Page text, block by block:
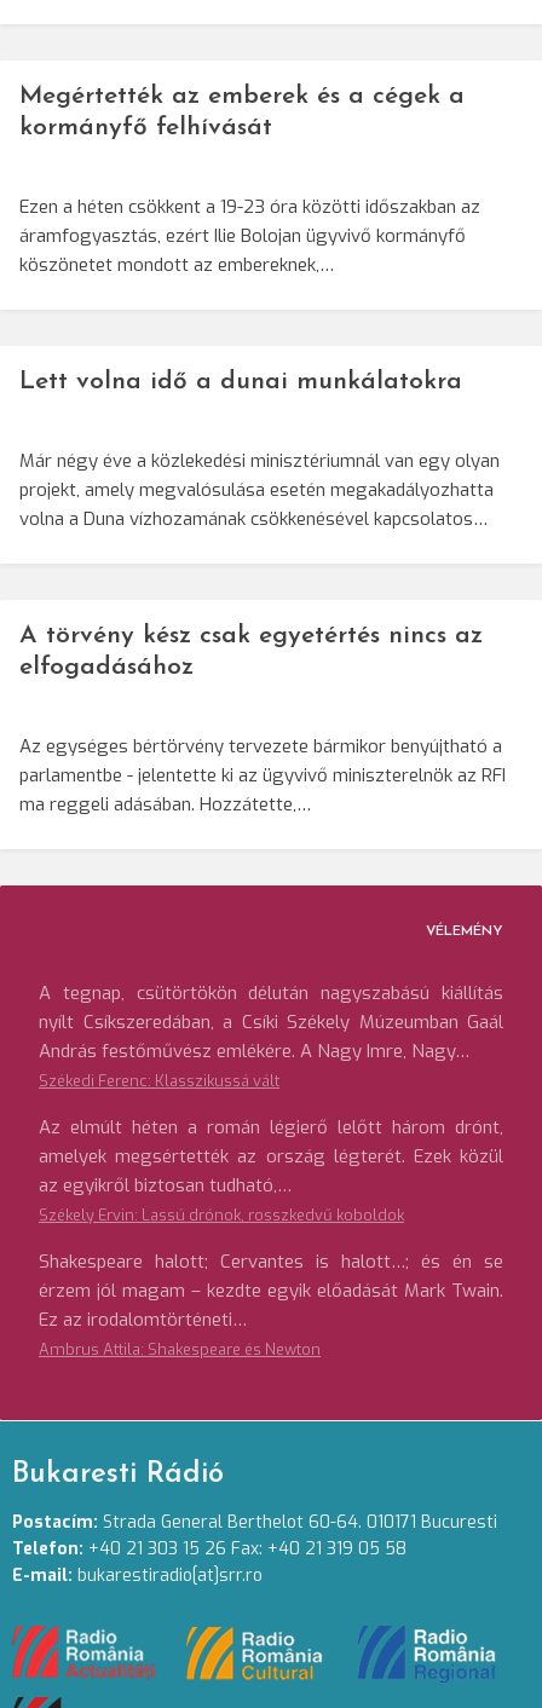
Megértették az emberek és a cégek a
kormányfő felhívását
Ezen a héten csökkent a 19-23 óra közötti időszakban az
áramfogyasztás, ezért Ilie Bolojan ügyvivő kormányfő
köszönetet mondott az embereknek,…
Lett volna idő a dunai munkálatokra
Már négy éve a közlekedési minisztériumnál van egy olyan
projekt, amely megvalósulása esetén megakadályozhatta
volna a Duna vízhozamának csökkenésével kapcsolatos…
A törvény kész csak egyetértés nincs az
elfogadásához
Az egységes bértörvény tervezete bármikor benyújtható a
parlamentbe - jelentette ki az ügyvivő miniszterelnök az RFI
ma reggeli adásában. Hozzátette,…
VÉLEMÉNY
A tegnap, csütörtökön délután nagyszabású kiállítás
nyílt Csíkszeredában, a Csíki Székely Múzeumban Gaál
András festőművész emlékére. A Nagy Imre, Nagy…
Székedi Ferenc: Klasszikussá vált
Az elmúlt héten a román légierő lelőtt három drónt,
amelyek megsértették az ország légterét. Ezek közül
az egyikről biztosan tudható,…
Székely Ervin: Lassú drónok, rosszkedvű koboldok
Shakespeare halott; Cervantes is halott…; és én se
érzem jól magam – kezdte egyik előadását Mark Twain.
Ez az irodalomtörténeti…
Ambrus Attila: Shakespeare és Newton
Bukaresti Rádió
Postacím: Strada General Berthelot 60-64. 010171 Bucuresti
Telefon: +40 21 303 15 26 Fax: +40 21 319 05 58
E-mail: bukarestiradio[at]srr.ro